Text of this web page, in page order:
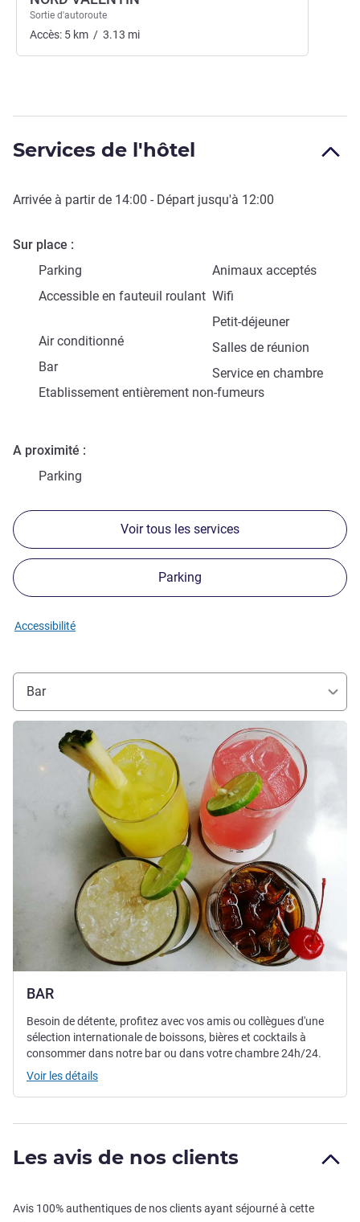
Sortie d'autoroute
Accès: 5 km / 3.13 mi
Services de l'hôtel
Arrivée à partir de 14:00 - Départ jusqu'à 12:00
Sur place
Parking
Animaux acceptés
Accessible en fauteuil roulant Wifi
Air conditionné
Petit-déjeuner
Bar
Salles de réunion
Etablissement entièrement non-fumeurs
Service en chambre
A proximité
Parking
Voir tous les services
Parking
Accessibilité
Bar
BAR
Voir les détails
Besoin de détente, profitez avec vos amis ou collègues d'une
sélection internationale de boissons, bières et cocktails à
consommer dans notre bar ou dans votre chambre 24h/24.
Voir les détails
Les avis de nos clients
Avis 100% authentiques de nos clients ayant séjourné à cette